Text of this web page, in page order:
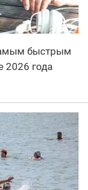
быстрым
2026 года